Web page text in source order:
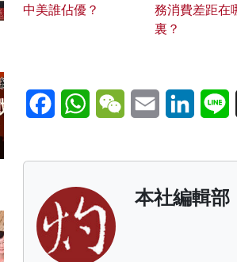
中美誰佔優？
務消費差距在
裏？
FacebookWhatsAppWeChatEmail
本社編輯部